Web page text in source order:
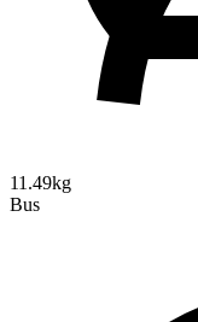
11.49kg
Bus